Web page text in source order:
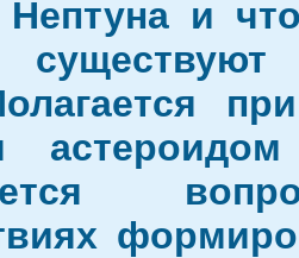
Нептуна и
существуют